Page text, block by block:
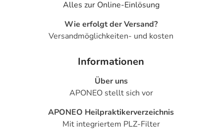
Alles zur Online-Einlösung
Wie erfolgt der Versand?
Versandmöglichkeiten- und kosten
Informationen
Über uns
APONEO stellt sich vor
APONEO Heilpraktikerverzeichnis
Mit integriertem PLZ-Filter